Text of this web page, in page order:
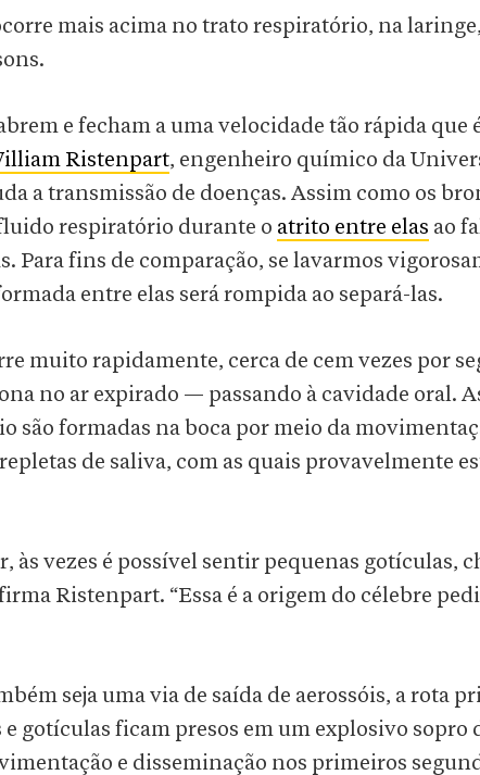
mais acima no trato respiratório, na
e fecham a uma velocidade tão rápida que
Ristenpart, engenheiro químico da
a transmissão de doenças. Assim como os
respiratório durante o atrito entre elas ao
Para fins de comparação, se lavarmos
entre elas será rompida ao separá-las.
muito rapidamente, cerca de cem vezes por
no ar expirado — passando à cavidade oral.
são formadas na boca por meio da
de saliva, com as quais provavelmente
às vezes é possível sentir pequenas gotículas,
Ristenpart. “Essa é a origem do célebre
seja uma via de saída de aerossóis, a rota
e gotículas ficam presos em um explosivo sopro
e disseminação nos primeiros